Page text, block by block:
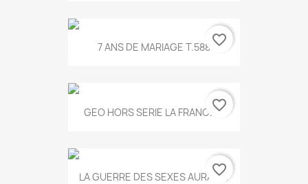
7 ANS DE MARIAGE T.588 favorite_border
GEO HORS SERIE LA FRANCE...
favorite_border
LA GUERRE DES SEXES AURA T...
favorite_border